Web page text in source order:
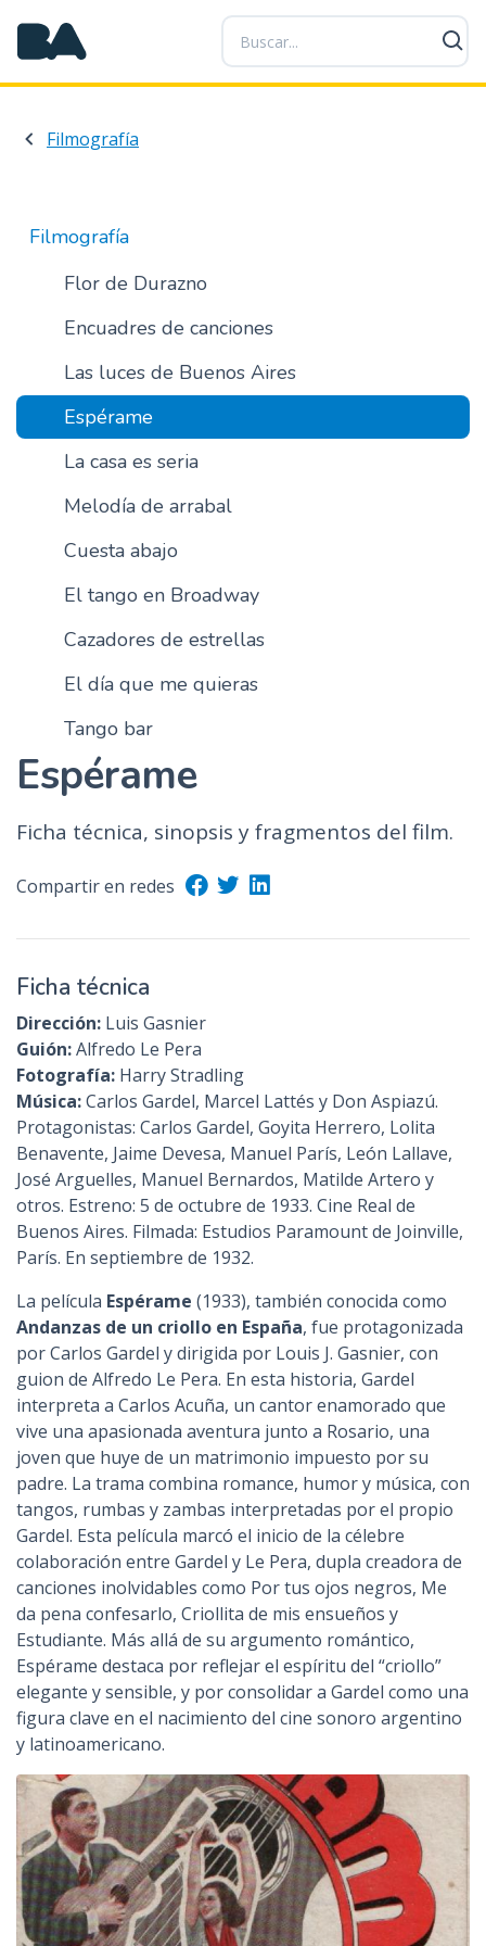
P
a
s
a
n
d
p
l
Filmografía
Filmografía
Flor de Durazno
Encuadres de canciones
Las luces de Buenos Aires
Espérame
La casa es seria
Melodía de arrabal
Cuesta abajo
El tango en Broadway
Cazadores de estrellas
El día que me quieras
Tango bar
Espérame
Ficha técnica, sinopsis y fragmentos del film.
Compartir en redes
Ficha técnica
Dirección: Luis Gasnier
Guión:Alfredo Le Pera
Fotografía: Harry Stradling
Música:Carlos Gardel, Marcel Lattés y Don Aspiazú.
Protagonistas: Carlos Gardel, Goyita Herrero, Lolita
Benavente, Jaime Devesa, Manuel París, León Lallave,
José Arguelles, Manuel Bernardos, Matilde Artero y
otros. Estreno: 5 de octubre de 1933. Cine Real de
Buenos Aires. Filmada: Estudios Paramount de Joinville,
París. En septiembre de 1932.
La película Espérame (1933), también conocida como
Andanzas de un criollo en España, fue protagonizada
por Carlos Gardel y dirigida por Louis J. Gasnier, con
guion de Alfredo Le Pera. En esta historia, Gardel
interpreta a Carlos Acuña, un cantor enamorado que
vive una apasionada aventura junto a Rosario, una
joven que huye de un matrimonio impuesto por su
padre. La trama combina romance, humor y música, con
tangos, rumbas y zambas interpretadas por el propio
Gardel. Esta película marcó el inicio de la célebre
colaboración entre Gardel y Le Pera, dupla creadora de
canciones inolvidables como Por tus ojos negros, Me
da pena confesarlo, Criollita de mis ensueños y
Estudiante. Más allá de su argumento romántico,
Espérame destaca por reflejar el espíritu del “criollo”
elegante y sensible, y por consolidar a Gardel como una
figura clave en el nacimiento del cine sonoro argentino
y latinoamericano.